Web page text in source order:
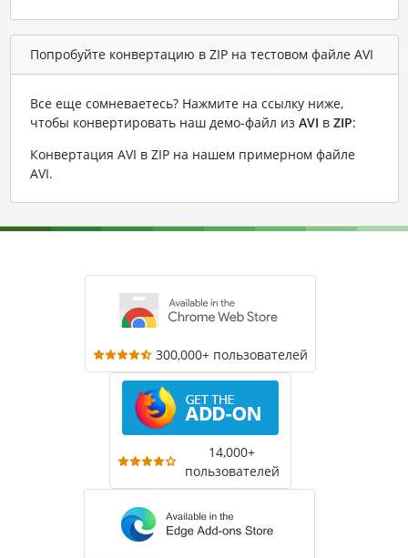
Попробуйте конвертацию в ZIP на тестовом файле AVI
Все еще сомневаетесь? Нажмите на ссылку ниже,
чтобы конвертировать наш демо-файл из AVI в ZIP:
Конвертация AVI в ZIP на нашем примерном файле
AVI.
300,000+ пользователей
14,000+
пользователей